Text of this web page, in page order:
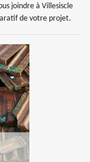
joindre à Villesiscle
de votre projet.